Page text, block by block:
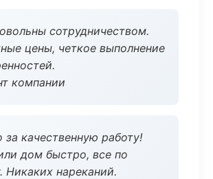
сотрудничеством.
цены, четкое выполнение
компании
за качественную работу!
дом быстро, все по
Никаких нареканий.